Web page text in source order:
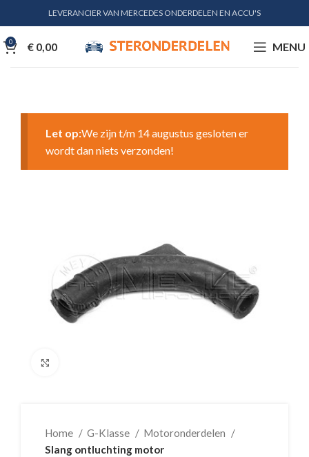
LEVERANCIER VAN MERCEDES ONDERDELEN EN ACCU'S
0 € 0,00 MENU
Let op:We zijn t/m 14 augustus gesloten er
wordt dan niets verzonden!
Home G-Klasse
Motoronderdelen
Slang ontluchting motor